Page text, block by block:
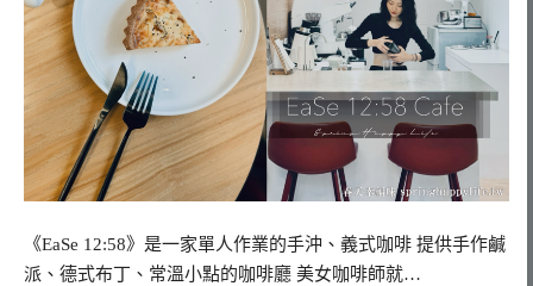
《EaSe 12:58》是一家單人作業的手沖、義式咖啡 提供手作鹹
派、德式布丁、常溫小點的咖啡廳 美女咖啡師就…